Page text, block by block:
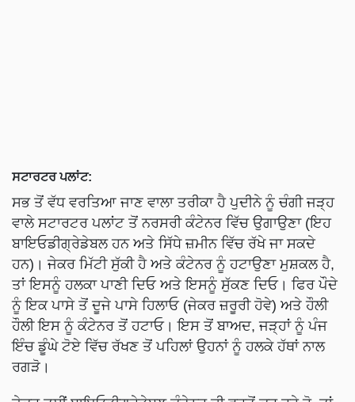
ਸਟਾਰਟਰ ਪਲਾਂਟ:
ਸਭ ਤੋਂ ਵੱਧ ਵਰਤਿਆ ਜਾਣ ਵਾਲਾ ਤਰੀਕਾ ਹੈ ਪੁਦੀਨੇ ਨੂੰ ਚੰਗੀ ਜੜ੍ਹ
ਵਾਲੇ ਸਟਾਰਟਰ ਪਲਾਂਟ ਤੋਂ ਨਰਸਰੀ ਕੰਟੇਨਰ ਵਿੱਚ ਉਗਾਉਣਾ (ਇਹ
ਬਾਇਓਡੀਗ੍ਰੇਡੇਬਲ ਹਨ ਅਤੇ ਸਿੱਧੇ ਜ਼ਮੀਨ ਵਿੱਚ ਰੱਖੇ ਜਾ ਸਕਦੇ
ਹਨ)। ਜੇਕਰ ਮਿੱਟੀ ਸੁੱਕੀ ਹੈ ਅਤੇ ਕੰਟੇਨਰ ਨੂੰ ਹਟਾਉਣਾ ਮੁਸ਼ਕਲ ਹੈ,
ਤਾਂ ਇਸਨੂੰ ਹਲਕਾ ਪਾਣੀ ਦਿਓ ਅਤੇ ਇਸਨੂੰ ਸੁੱਕਣ ਦਿਓ। ਫਿਰ ਪੌਦੇ
ਨੂੰ ਇਕ ਪਾਸੇ ਤੋਂ ਦੂਜੇ ਪਾਸੇ ਹਿਲਾਓ (ਜੇਕਰ ਜ਼ਰੂਰੀ ਹੋਵੇ) ਅਤੇ ਹੌਲੀ
ਹੌਲੀ ਇਸ ਨੂੰ ਕੰਟੇਨਰ ਤੋਂ ਹਟਾਓ। ਇਸ ਤੋਂ ਬਾਅਦ, ਜੜ੍ਹਾਂ ਨੂੰ ਪੰਜ
ਇੰਚ ਡੂੰਘੇ ਟੋਏ ਵਿੱਚ ਰੱਖਣ ਤੋਂ ਪਹਿਲਾਂ ਉਹਨਾਂ ਨੂੰ ਹਲਕੇ ਹੱਥਾਂ ਨਾਲ
ਰਗੜੋ।